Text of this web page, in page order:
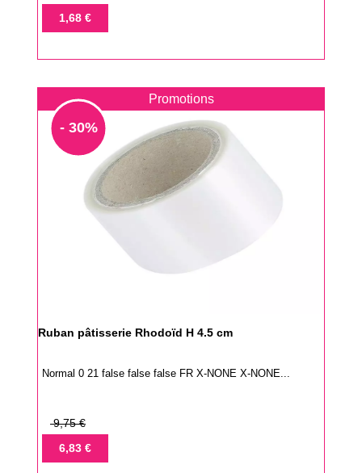
base
Prix1,68 €
Promotions
- 30%
Ruban pâtisserie Rhodoïd H 4.5 cm
Normal 0 21 false false false FR X-NONE X-NONE...
Prix
base
9,75 €
Prix6,83 €